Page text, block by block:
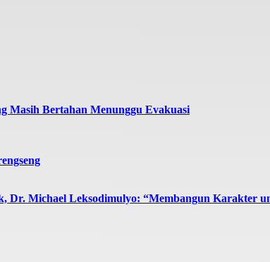
Masih Bertahan Menunggu Evakuasi
Dr. Michael Leksodimulyo: “Membangun Karakter